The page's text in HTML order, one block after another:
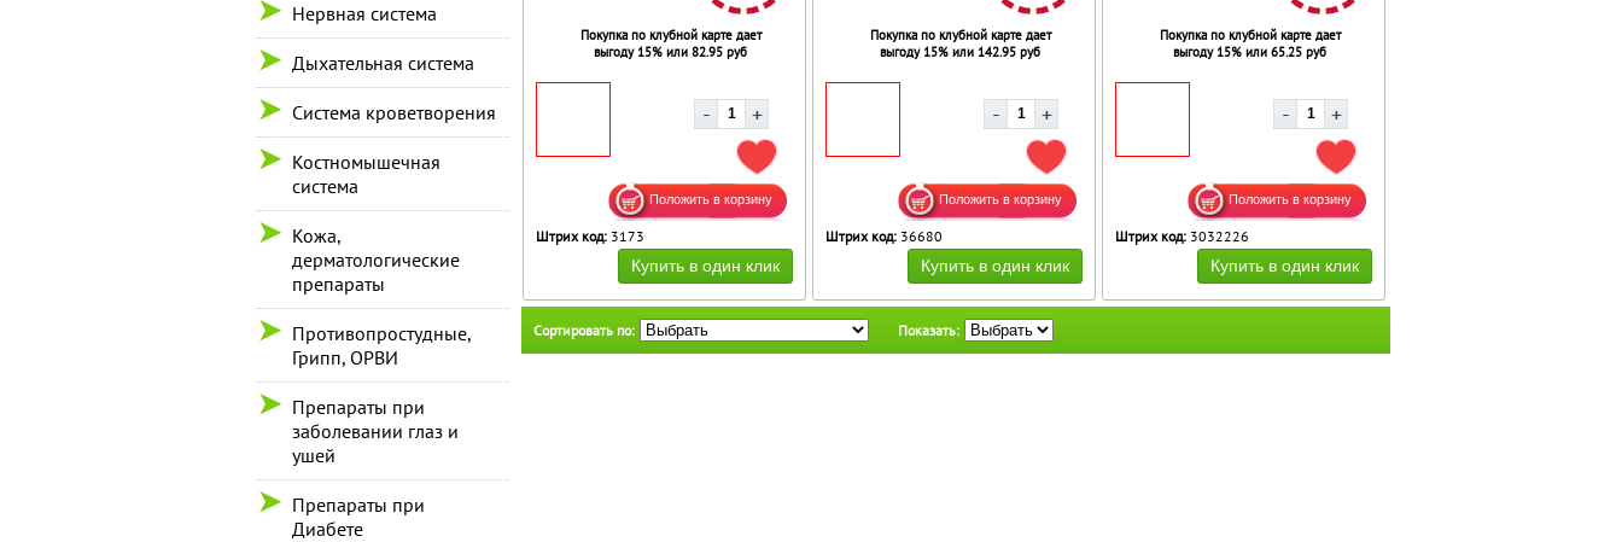
Нервная система
Дыхательная система
Система кроветворения
Костномышечная
система
Кожа,
дерматологические
препараты
Противопростудные,
Грипп, ОРВИ
Препараты при
заболевании глаз и
ушей
Препараты при
Диабете
Покупка по клубной карте дает
выгоду 15% или 82.95 руб
ДОБАВИТЬ В ИЗБРАННОЕ
Штрих код: 3173
Покупка по клубной карте дает
выгоду 15% или 142.95 руб
ДОБАВИТЬ В ИЗБРАННОЕ
Штрих код: 36680
Покупка по клубной карте дает
выгоду 15% или 65.25 руб
ДОБАВИТЬ В ИЗБРАННОЕ
Штрих код: 3032226
Сортировать по: Показать: